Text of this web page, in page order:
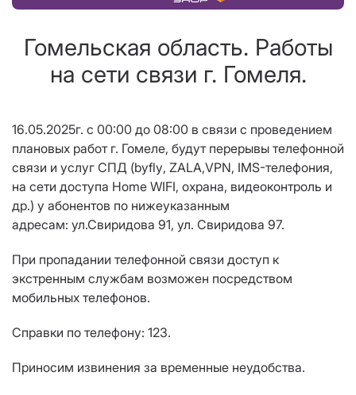
Гомельская область. Работы
на сети связи г. Гомеля.
16.05.2025г. с 00:00 до 08:00 в связи с проведением
плановых работ г. Гомеле, будут перерывы телефонной
связи и услуг СПД (byfly, ZALA,VPN, IMS-телефония,
на сети доступа Home WIFI, охрана, видеоконтроль и
др.) у абонентов по нижеуказанным
адресам: ул.Свиридова 91, ул. Свиридова 97.
При пропадании телефонной связи доступ к
экстренным службам возможен посредством
мобильных телефонов.
Справки по телефону: 123.
Приносим извинения за временные неудобства.